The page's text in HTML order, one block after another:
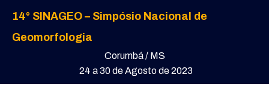
14° SINAGEO – Simpósio Nacional de
Geomorfologia
Corumbá / MS
24 a 30 de Agosto de 2023